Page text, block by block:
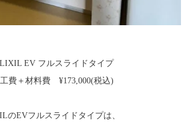
LIXIL EV フルスライドタイプ
費＋材料費 ¥173,000(税込)
のEVフルスライドタイプは、